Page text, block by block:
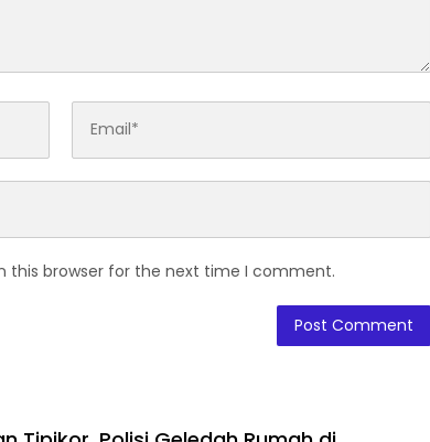
this browser for the next time I comment.